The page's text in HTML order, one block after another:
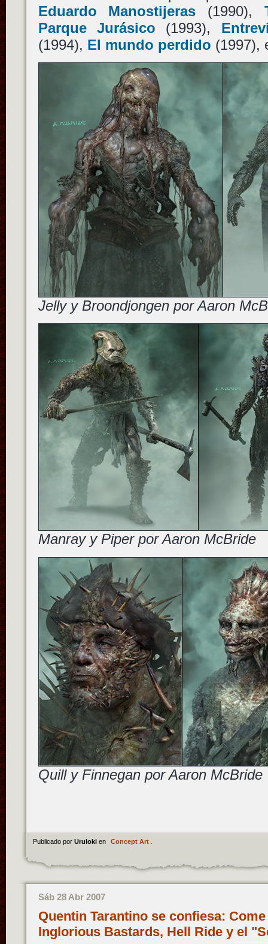
Eduardo Manostijeras (1990),
Parque Jurásico (1993),
(1994), El mundo perdido (1997),
Jelly y Broondjongen por Aaron
Manray y Piperpor Aaron McBride
Quill y Finnegan por Aaron McBride
Publicado por Uruloki en Concept Art.
Sáb 28 Abr 2007
Quentin Tarantino se confiesa:
Inglorious Bastards, Hell Ride y el